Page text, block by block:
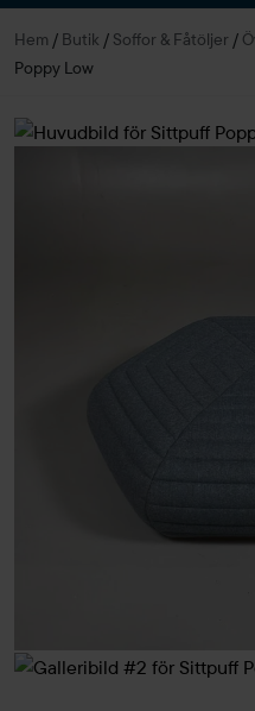
Hem / Butik / Soffor & Fåtöljer /
Poppy Low